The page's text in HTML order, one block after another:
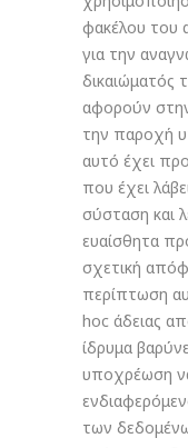
φακέλου του
για την
δικαιώματός
αφορούν στην
την παροχή
αυτό έχει
που έχει
σύσταση και
ευαίσθητα
σχετική
περίπτωση
hoc άδειας
ίδρυμα
υποχρέωση
των